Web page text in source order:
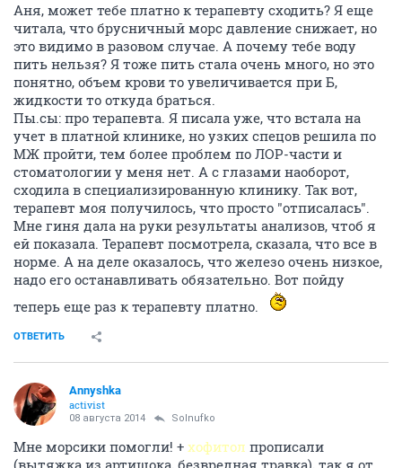
Аня, может тебе платно к терапевту сходить? Я еще
читала, что брусничный морс давление снижает, но
это видимо в разовом случае. А почему тебе воду
пить нельзя? Я тоже пить стала очень много, но это
понятно, объем крови то увеличивается при Б,
жидкости то откуда браться.
Пы.сы: про терапевта. Я писала уже, что встала на
учет в платной клинике, но узких спецов решила по
МЖ пройти, тем более проблем по ЛОР-части и
стоматологии у меня нет. А с глазами наоборот,
сходила в специализированную клинику. Так вот,
терапевт моя получилось, что просто "отписалась".
Мне гиня дала на руки результаты анализов, чтоб я
ей показала. Терапевт посмотрела, сказала, что все в
норме. А на деле оказалось, что железо очень низкое,
надо его останавливать обязательно. Вот пойду
теперь еще раз к терапевту платно.
ОТВЕТИТЬ
Annyshka
activist
08 августа 2014 Solnufko
Мне морсики помогли! + хофитол прописали
(вытяжка из артишока, безвредная травка), так я от